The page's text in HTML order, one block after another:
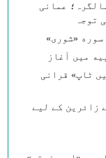
عمانی
توجہ
سوره‌‌ «شوری»
میں آغاز
ٹاپ» قرانی
زائرین کے لیے